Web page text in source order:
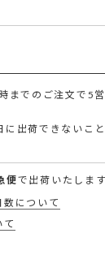
までのご注文で5
出荷できないこ
便で出荷いたします
数について
て